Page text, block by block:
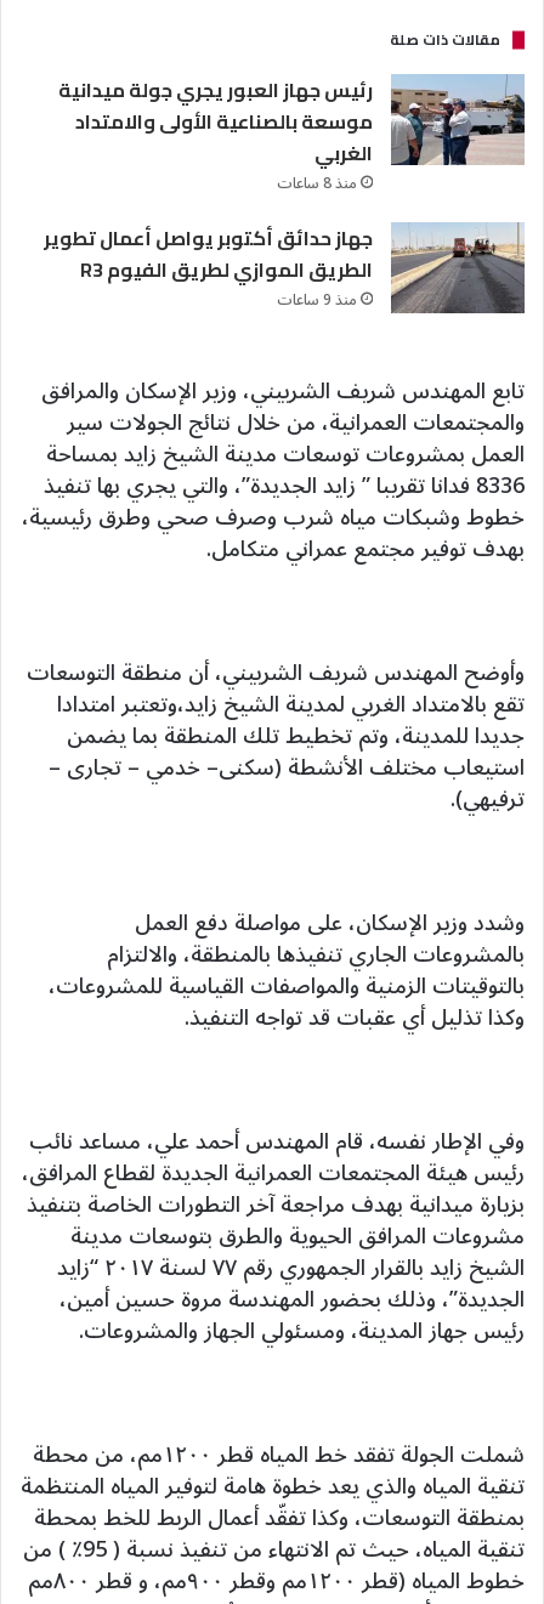
مقالات ذات صلة
رئيس جهاز العبور يجري جولة ميدانية
موسعة بالصناعية الأولى والامتداد
الغربي
منذ 8 ساعات
جهاز حدائق أكتوبر يواصل أعمال تطوير
الطريق الموازي لطريق الفيوم R3
منذ 9 ساعات
تابع المهندس شريف الشربيني، وزير الإسكان والمرافق
والمجتمعات العمرانية، من خلال نتائج الجولات سير
العمل بمشروعات توسعات مدينة الشيخ زايد بمساحة
8336 فدانا تقريبا ” زايد الجديدة”، والتي يجري بها تنفيذ
خطوط وشبكات مياه شرب وصرف صحي وطرق رئيسية،
بهدف توفير مجتمع عمراني متكامل.
وأوضح المهندس شريف الشربيني، أن منطقة التوسعات
تقع بالامتداد الغربي لمدينة الشيخ زايد،وتعتبر امتدادا
جديدا للمدينة، وتم تخطيط تلك المنطقة بما يضمن
استيعاب مختلف الأنشطة (سكنى– خدمي – تجارى –
ترفيهي).
وشدد وزير الإسكان، على مواصلة دفع العمل
بالمشروعات الجاري تنفيذها بالمنطقة، والالتزام
بالتوقيتات الزمنية والمواصفات القياسية للمشروعات،
وكذا تذليل أي عقبات قد تواجه التنفيذ.
وفي الإطار نفسه، قام المهندس أحمد علي، مساعد نائب
رئيس هيئة المجتمعات العمرانية الجديدة لقطاع المرافق،
بزيارة ميدانية بهدف مراجعة آخر التطورات الخاصة بتنفيذ
مشروعات المرافق الحيوية والطرق بتوسعات مدينة
الشيخ زايد بالقرار الجمهوري رقم ٧٧ لسنة ٢٠١٧ “زايد
الجديدة”، وذلك بحضور المهندسة مروة حسين أمين،
رئيس جهاز المدينة، ومسئولي الجهاز والمشروعات.
شملت الجولة تفقد خط المياه قطر ١٢٠٠مم، من محطة
تنقية المياه والذي يعد خطوة هامة لتوفير المياه المنتظمة
بمنطقة التوسعات، وكذا تفقّد أعمال الربط للخط بمحطة
تنقية المياه، حيث تم الانتهاء من تنفيذ نسبة ( 95٪ ) من
خطوط المياه (قطر ١٢٠٠مم وقطر ٩٠٠مم، و قطر ٨٠٠مم